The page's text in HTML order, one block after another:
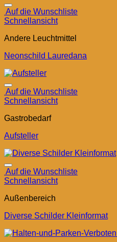
Auf die Wunschliste
Schnellansicht
Andere Leuchtmittel
Neonschild Lauredana
Auf die Wunschliste
Schnellansicht
Gastrobedarf
Aufsteller
Auf die Wunschliste
Schnellansicht
Außenbereich
Diverse Schilder Kleinformat